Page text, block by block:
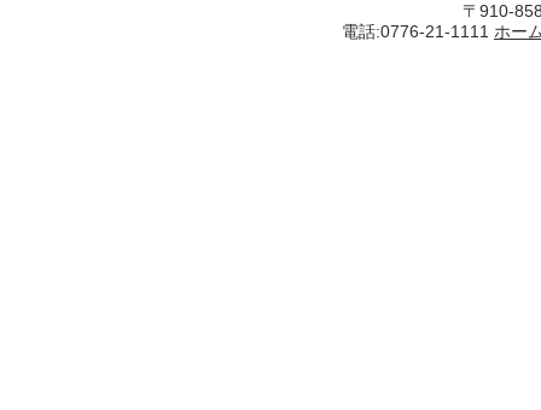
〒910-
電話:0776-21-1111 ホー